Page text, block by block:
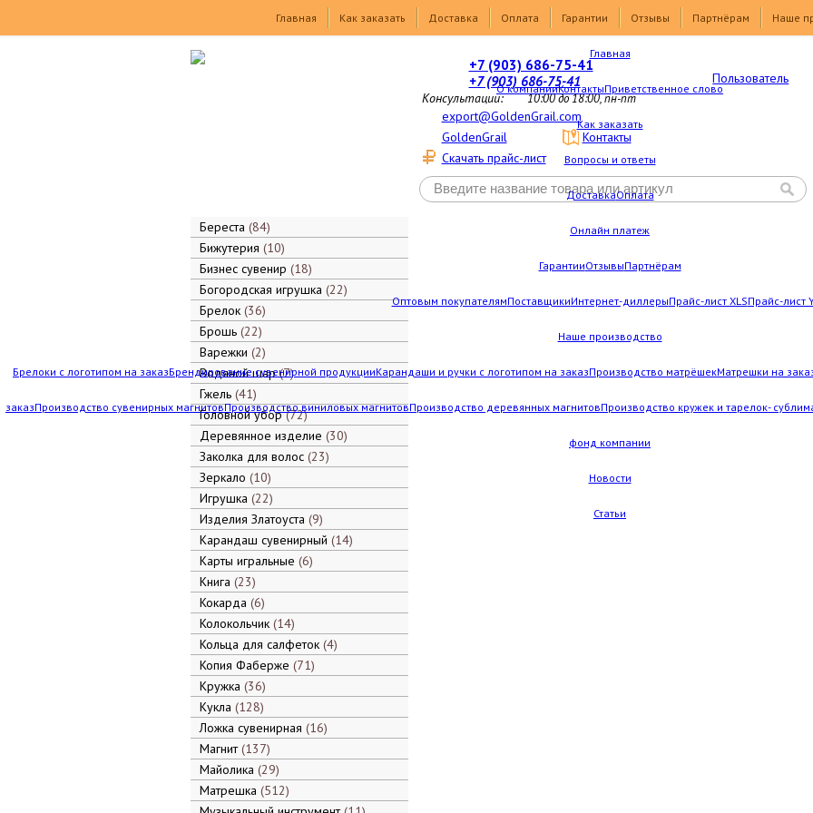
Главная
Как заказать Доставка Оплата Гарантии Отзывы Партнёрам Наше
Главная
О компанииКонтактыПриветственное слово
Как заказать
Вопросы и ответы
ДоставкаОплата
Онлайн платеж
ГарантииОтзывыПартнёрам
Оптовым покупателямПоставщикиИнтернет-диллерыПрайс-лист XLSПрайс-лист
Наше производство
Брелоки с логотипом на заказБрендирование сувенирной продукцииКарандаши и ручки с логотипом на заказПроизводство матрёшекМатрешки на
заказПроизводство сувенирных магнитовПроизводство виниловых магнитовПроизводство деревянных магнитовПроизводство кружек и тарелок-
фонд компании
Новости
Статьи
+7 (903) 686-75-41
+7 (903) 686-75-41
Консультации: 10:00 до 18:00, пн-пт
export@GoldenGrail.com
GoldenGrail
Скачать прайс-лист
Контакты
Пользователь
Береста 84
Бижутерия 10
Бизнес сувенир 18
Богородская игрушка 22
Брелок 36
Брошь 22
Варежки 2
Водяной шар 7
Гжель 41
Головной убор 72
Деревянное изделие 30
Заколка для волос 23
Зеркало 10
Игрушка 22
Изделия Златоуста 9
Карандаш сувенирный 14
Карты игральные 6
Книга 23
Кокарда 6
Колокольчик 14
Кольца для салфеток 4
Копия Фаберже 71
Кружка 36
Кукла 128
Ложка сувенирная 16
Магнит 137
Майолика 29
Матрешка 512